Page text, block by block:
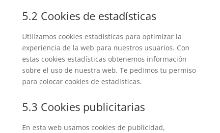
5.2 Cookies de estadísticas
Utilizamos cookies estadísticas para optimizar la
experiencia de la web para nuestros usuarios. Con
estas cookies estadísticas obtenemos información
sobre el uso de nuestra web. Te pedimos tu permiso
para colocar cookies de estadísticas.
5.3 Cookies publicitarias
En esta web usamos cookies de publicidad,